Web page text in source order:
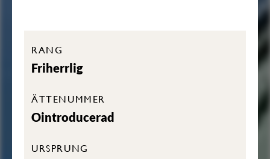
RANG
Friherrlig
ÄTTENUMMER
Ointroducerad
URSPRUNG